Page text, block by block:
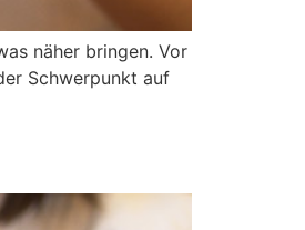
näher bringen. Vor
Schwerpunkt auf